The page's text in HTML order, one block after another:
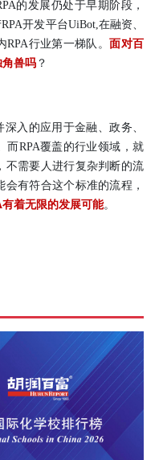
的发展仍处于早期阶段，
开发平台UiBot,在融资、
行业第一梯队。 面对百
角兽吗 ？
入的应用于金融、政务、
而RPA覆盖的行业领域，就
不需要人进行复杂判断的流
有符合这个标准的流程，
着无限的发展可能。